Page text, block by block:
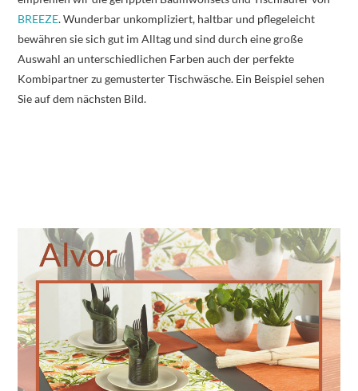
BREEZE. Wunderbar unkompliziert, haltbar und pflegeleicht
bewähren sie sich gut im Alltag und sind durch eine große
Auswahl an unterschiedlichen Farben auch der perfekte
Kombipartner zu gemusterter Tischwäsche. Ein Beispiel sehen
Sie auf dem nächsten Bild.